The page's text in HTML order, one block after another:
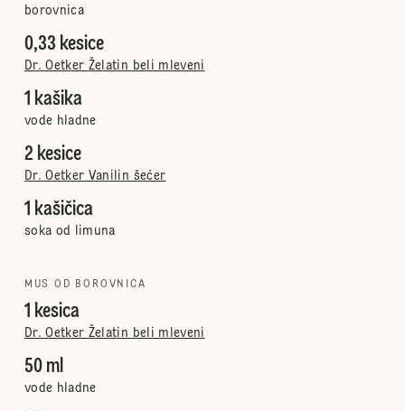
borovnica
0,33 kesice
Dr. Oetker Želatin beli mleveni
1 kašika
vode hladne
2 kesice
Dr. Oetker Vanilin šećer
1 kašičica
soka od limuna
MUS OD BOROVNICA
1 kesica
Dr. Oetker Želatin beli mleveni
50 ml
vode hladne